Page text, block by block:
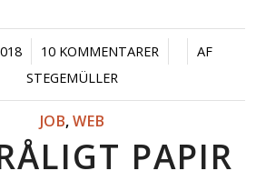
10 KOMMENTARER
/ /
AF
STEGEMÜLLER
JOB,WEB
PAPIR